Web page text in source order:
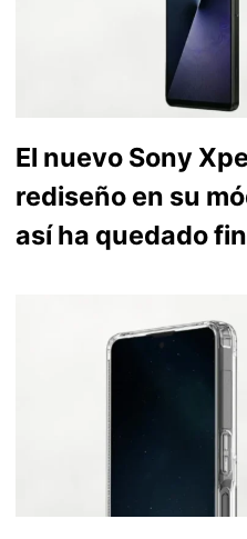
El nuevo Sony
rediseño en su
así ha quedado